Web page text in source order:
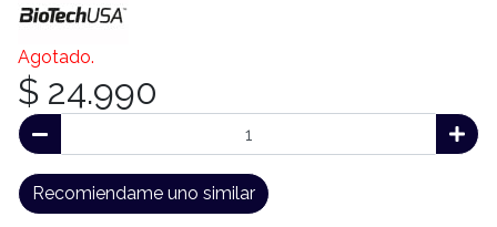
Agotado.
$ 24.990
Recomiendame uno similar